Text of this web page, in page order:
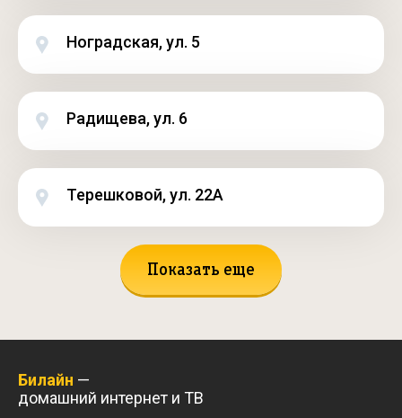
Ноградская, ул. 5
Радищева, ул. 6
Терешковой, ул. 22А
Показать еще
Билайн —
домашний интернет и ТВ